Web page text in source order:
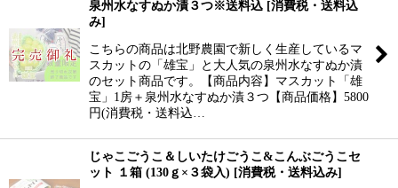
泉州水なすぬか漬３つ※送料込 [消費税・送料込
み]
こちらの商品は北野農園で新しく生産しているマ
スカットの「雄宝」と大人気の泉州水なすぬか漬
のセット商品です。【商品内容】マスカット「雄
宝」1房＋泉州水なすぬか漬３つ【商品価格】5800
円(消費税・送料込…
じゃこごうこ＆しいたけごうこ&こんぶごうこセ
ット １箱 (130ｇ×３袋入) [消費税・送料込み]